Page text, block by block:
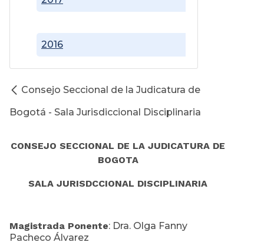
2016
Consejo Seccional de la Judicatura de
Bogotá - Sala Jurisdiccional Disciplinaria
CONSEJO SECCIONAL DE LA JUDICATURA DE
BOGOTA
SALA JURISDCCIONAL DISCIPLINARIA
Magistrada Ponente: Dra. Olga Fanny
Pacheco Álvarez